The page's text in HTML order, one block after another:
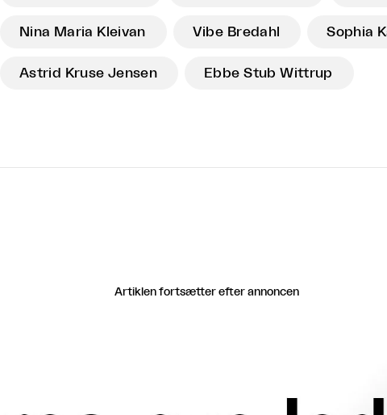
Nina Maria Kleivan Vibe Bredahl Sophia
Astrid Kruse Jensen Ebbe Stub Wittrup
Artiklen fortsætter efter annoncen